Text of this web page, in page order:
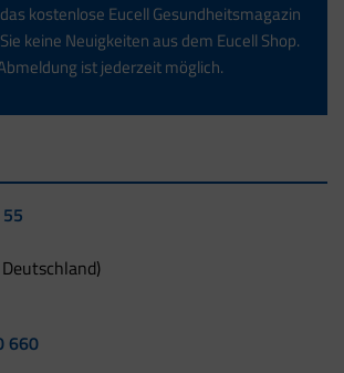
kostenlose Eucell Gesundheitsmagazin
keine Neuigkeiten aus dem Eucell Shop.
ist jederzeit möglich.
660